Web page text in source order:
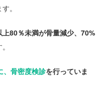
。
80％未満が骨量減少、70%
、骨密度検診を行っていま